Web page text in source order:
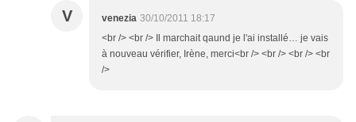
V venezia 30/10/2011 18:17
<br /> <br /> Il marchait qaund je l'ai installé… je vais
à nouveau vérifier, Irène, merci<br /> <br /> <br /> <br
/>